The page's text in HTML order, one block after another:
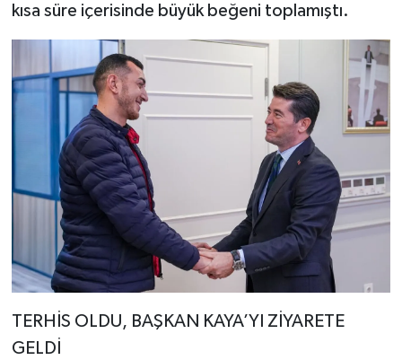
kısa süre içerisinde büyük beğeni toplamıştı.
TERHİS OLDU, BAŞKAN KAYA’YI ZİYARETE
GELDİ